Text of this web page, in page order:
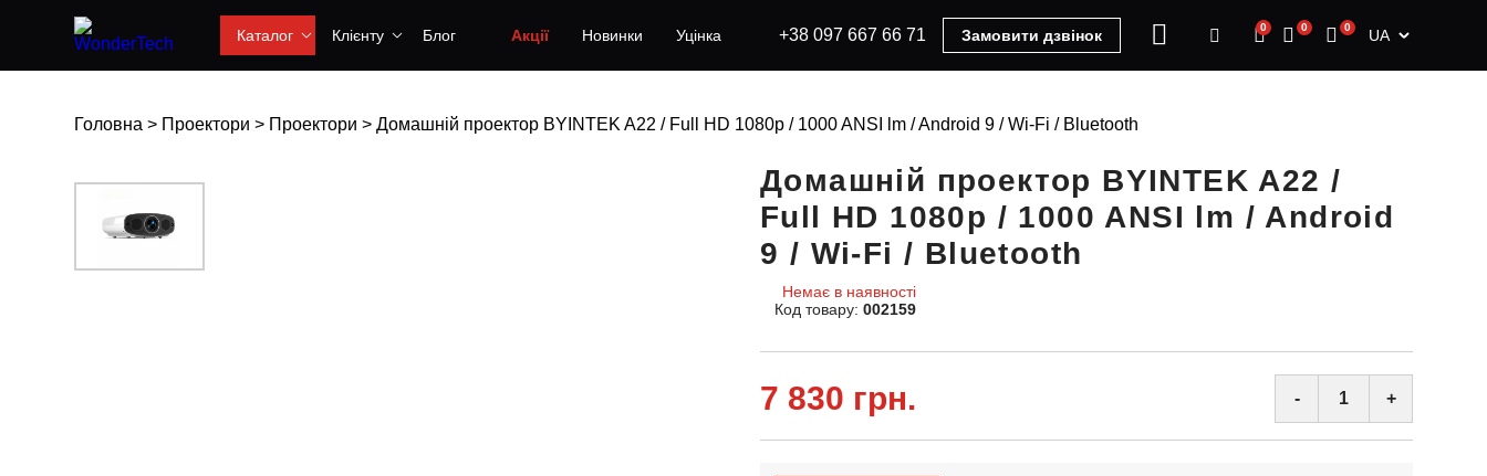
Каталог Клієнту Блог Акції Новинки Уцінка +38 097 667 66 71 Замовити дзвінок 0 0 0 UA
Головна > Проектори > Проектори > Домашній проектор BYINTEK A22 / Full HD 1080p / 1000 ANSI lm / Android 9 / Wi-Fi / Bluetooth
Домашній проектор BYINTEK A22 /
Full HD 1080p / 1000 ANSI lm / Android
9 / Wi-Fi / Bluetooth
Немає в наявності
Код товару: 002159
7 830 грн. - +